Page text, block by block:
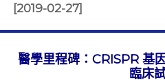
[2019-02-27]
醫學里程碑：CRISPR 基
臨床